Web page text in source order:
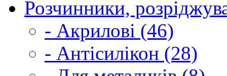
Розчинники,
- Акрилові (46)
- Антісилікон (28)